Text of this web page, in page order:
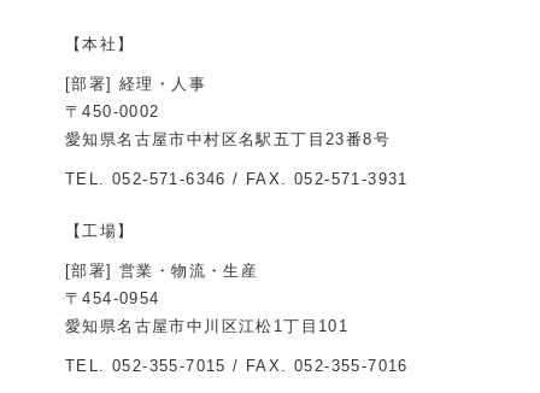
【本社】
[部署] 経理・人事
〒450-0002
愛知県名古屋市中村区名駅五丁目23番8号
TEL. 052-571-6346 / FAX. 052-571-3931
【工場】
[部署] 営業・物流・生産
〒454-0954
愛知県名古屋市中川区江松1丁目101
TEL. 052-355-7015 / FAX. 052-355-7016